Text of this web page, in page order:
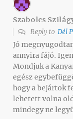
Szabolcs
Reply to Dél
Jó
annyira fájó.
Mondjuk a
egész
hogy a bejártok
lehetett volna
mindegy ne